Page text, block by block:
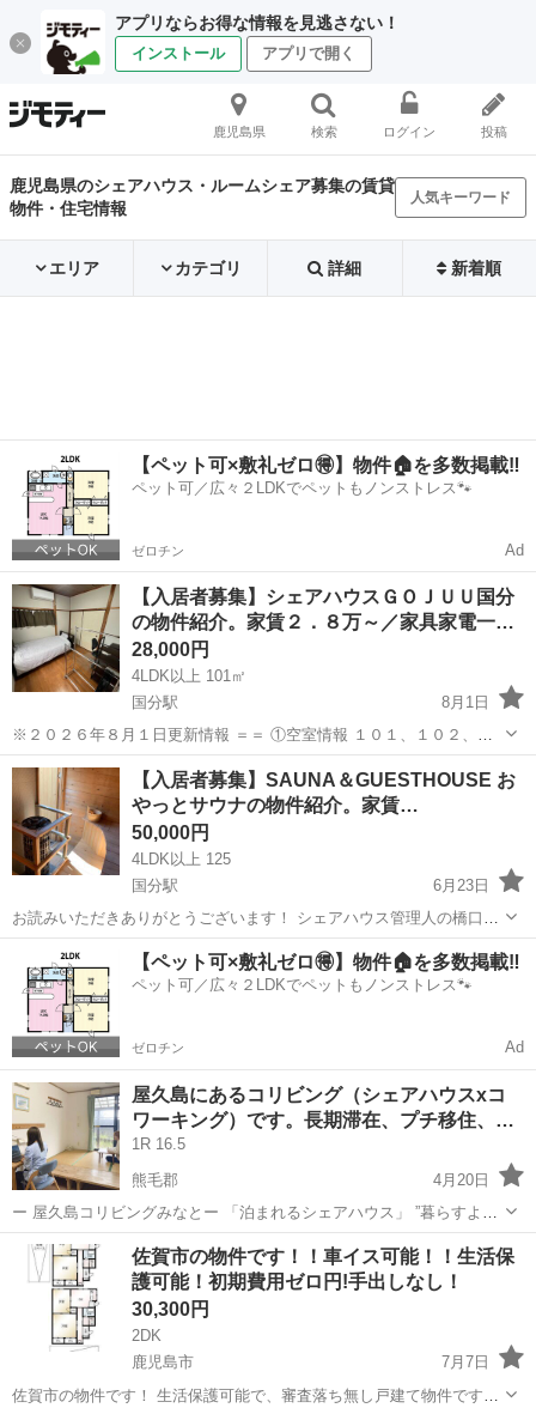
アプリならお得な情報を見逃さない！
インストール アプリで開く
鹿児島県 検索 ログイン 投稿
鹿児島県のシェアハウス・ルームシェア募集の賃貸
物件・住宅情報
人気キーワード
エリア カテゴリ 詳細 新着順
【ペット可×敷礼ゼロ🉐】物件🏠を多数掲載‼️
ペット可／広々２LDKでペットもノンストレス🐾
ゼロチン Ad
【入居者募集】シェアハウスＧＯＪＵＵ国分
の物件紹介。家賃２．８万～／家具家電一…
28,000円
4LDK以上 101㎡
国分駅
8月1日
※２０２６年８月１日更新情報 ＝＝ ①空室情報 １０１、１０２、２
０２号室が空き ※１０月１日から２０２号室に１名入居予定。 ②入居
者情報（男女の比率） １名（男性０名、女性１名） 管理人夫婦と娘が
定期...
鹿児島 霧島市 国分駅 シェアハウス
【入居者募集】SAUNA＆GUESTHOUSE お
やっとサウナの物件紹介。家賃…
50,000円
4LDK以上 125
国分駅
6月23日
お読みいただきありがとうございます！ シェアハウス管理人の橋口と
申します。 この度SAUNA＆GUESTHOUSE おやっとサウナを２０２
５年３月にオープンすることとなりましたので、入居者を募集いたし
ます。 本記事...
鹿児島 国分駅 シェアハウス サウナ
【ペット可×敷礼ゼロ🉐】物件🏠を多数掲載‼️
ペット可／広々２LDKでペットもノンストレス🐾
ゼロチン Ad
屋久島にあるコリビング（シェアハウスxコ
ワーキング）です。長期滞在、プチ移住、…
1R 16.5
熊毛郡
4月20日
ー 屋久島コリビングみなとー 「泊まれるシェアハウス」 ”暮らすよう
な旅”と”旅するような暮らし”が交わる場として、屋久島の新しい滞在
の在り方を提案します。 ◎特徴 ・屋久島の玄関口「宮之浦港」の目の
前。テ...
鹿児島 熊毛郡 シェアハウス 屋久島
佐賀市の物件です！！車イス可能！！生活保
護可能！初期費用ゼロ円!手出しなし！
30,300円
2DK
鹿児島市
7月7日
佐賀市の物件です！ 生活保護可能で、審査落ち無し戸建て物件です！